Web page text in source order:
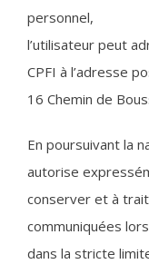
personnel,
l’utilisateur peut
CPFI à l’adresse
16 Chemin de
En poursuivant la
autorise
conserver et à
communiquées
dans la stricte